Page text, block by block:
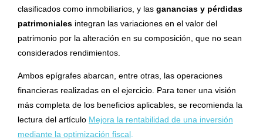
clasificados como inmobiliarios, y las ganancias y pérdidas
patrimoniales integran las variaciones en el valor del
patrimonio por la alteración en su composición, que no sean
considerados rendimientos.
Ambos epígrafes abarcan, entre otras, las operaciones
financieras realizadas en el ejercicio. Para tener una visión
más completa de los beneficios aplicables, se recomienda la
lectura del artículo Mejora la rentabilidad de una inversión
mediante la optimización fiscal.